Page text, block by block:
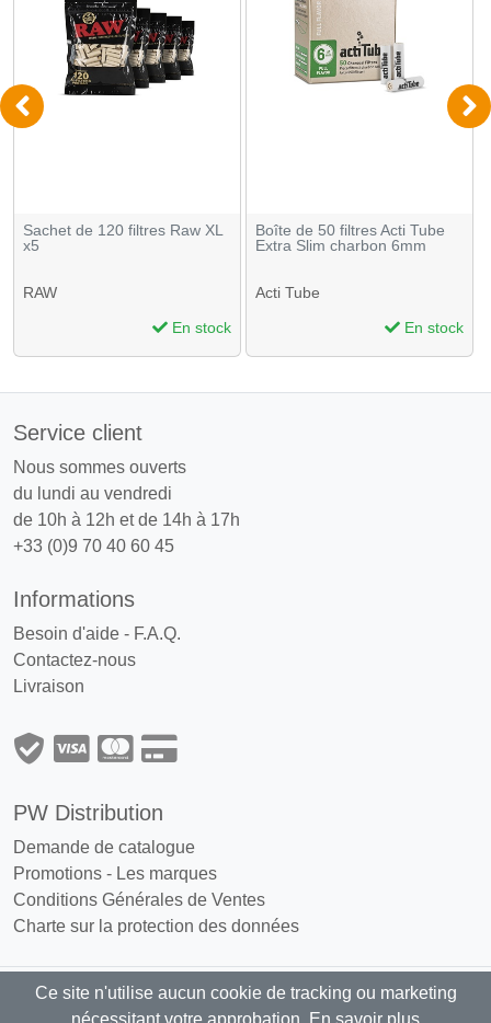
Sachet de 120 filtres Raw XL
x5
RAW
En stock
Boîte de 50 filtres Acti Tube
Extra Slim charbon 6mm
Acti Tube
En stock
Service client
Nous sommes ouverts
du lundi au vendredi
de 10h à 12h et de 14h à 17h
+33 (0)9 70 40 60 45
Informations
Besoin d'aide - F.A.Q.
Contactez-nous
Livraison
PW Distribution
Demande de catalogue
Promotions - Les marques
Conditions Générales de Ventes
Charte sur la protection des données
PW Distribution : Grossiste, distributeur
Ce site n'utilise aucun cookie de tracking ou marketing
nécessitant votre approbation.
En savoir plus